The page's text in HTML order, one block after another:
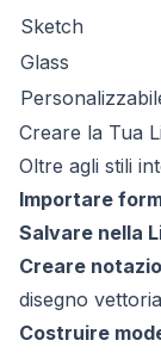
Sketch
Glass
Creare la Tua
Oltre agli stili
Importare
Salvare nella
Creare
disegno
Costruire